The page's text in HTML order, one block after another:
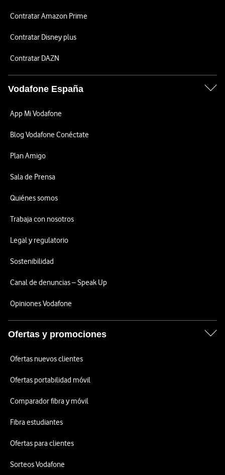
Contratar Amazon Prime
Contratar Disney plus
Contratar DAZN
Vodafone España
App Mi Vodafone
Blog Vodafone Conéctate
Plan Amigo
Sala de Prensa
Quiénes somos
Trabaja con nosotros
Legal y regulatorio
Sostenibilidad
Canal de denuncias – Speak Up
Opiniones Vodafone
Ofertas y promociones
Ofertas nuevos clientes
Ofertas portabilidad móvil
Comparador fibra y móvil
Fibra estudiantes
Ofertas para clientes
Sorteos Vodafone